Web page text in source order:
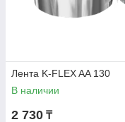
Лента K-FLEX AA 130
В наличии
2 730 ₸